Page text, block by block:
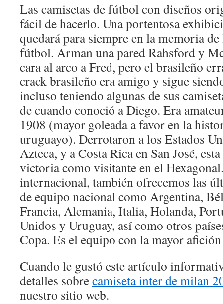
Las camisetas de fútbol con diseños
fácil de hacerlo. Una portentosa
quedará para siempre en la memoria
fútbol. Arman una pared Rahsford y
cara al arco a Fred, pero el brasileño
crack brasileño era amigo y sigue
incluso teniendo algunas de sus
de cuando conoció a Diego. Era
1908 (mayor goleada a favor en la
uruguayo). Derrotaron a los Estados
Azteca, y a Costa Rica en San José,
victoria como visitante en el
internacional, también ofrecemos las
de equipo nacional como Argentina,
Francia, Alemania, Italia, Holanda,
Unidos y Uruguay, así como otros
Copa. Es el equipo con la mayor
Cuando le gustó este artículo
detalles sobrecamiseta inter de milan
nuestro sitio web.